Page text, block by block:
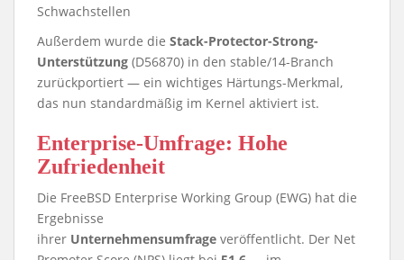
Schwachstellen
Außerdem wurde die Stack-Protector-Strong-
Unterstützung (D56870) in den stable/14-Branch
zurückportiert — ein wichtiges Härtungs-Merkmal,
das nun standardmäßig im Kernel aktiviert ist.
Enterprise-Umfrage: Hohe
Zufriedenheit
Die FreeBSD Enterprise Working Group (EWG) hat die
Ergebnisse
ihrer Unternehmensumfrage veröffentlicht. Der Net